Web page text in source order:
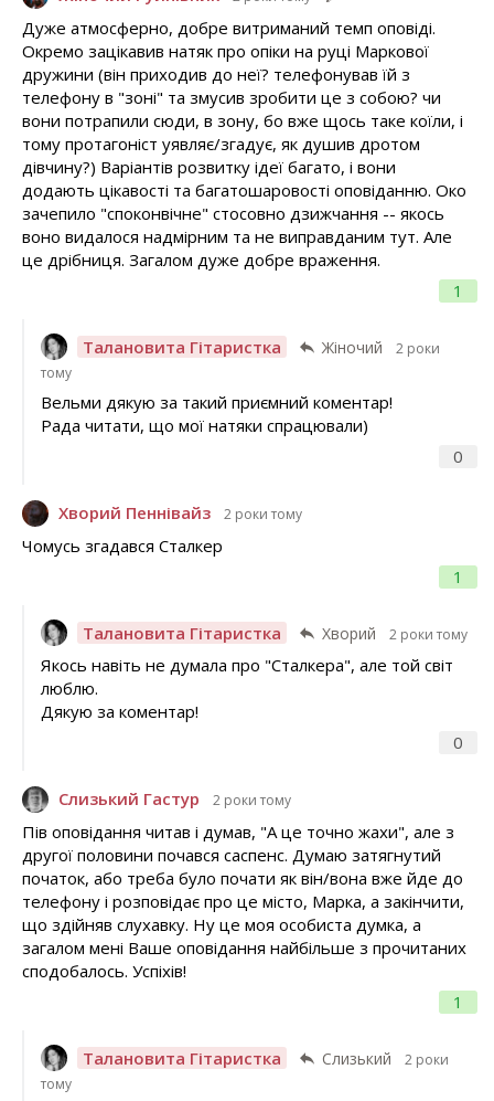
1
Дуже атмосферно, добре витриманий темп оповіді.
Окремо зацікавив натяк про опіки на руці Маркової
дружини (він приходив до неї? телефонував їй з
телефону в "зоні" та змусив зробити це з собою? чи
вони потрапили сюди, в зону, бо вже щось таке коїли, і
тому протагоніст уявляє/згадує, як душив дротом
дівчину?) Варіантів розвитку ідеї багато, і вони
додають цікавості та багатошаровості оповіданню. Око
зачепило "споконвічне" стосовно дзижчання -- якось
воно видалося надмірним та не виправданим тут. Але
це дрібниця. Загалом дуже добре враження.
Талановита Гітаристка Жіночий
2 роки
тому
0
Вельми дякую за такий приємний коментар!
Рада читати, що мої натяки спрацювали)
Хворий Пеннівайз 2 роки тому
1
Чомусь згадався Сталкер
Талановита Гітаристка Хворий 2 роки тому
0
Якось навіть не думала про "Сталкера", але той світ
люблю.
Дякую за коментар!
Слизький Гастур 2 роки тому
1
Пів оповідання читав і думав, "А це точно жахи", але з
другої половини почався саспенс. Думаю затягнутий
початок, або треба було почати як він/вона вже йде до
телефону і розповідає про це місто, Марка, а закінчити,
що здійняв слухавку. Ну це моя особиста думка, а
загалом мені Ваше оповідання найбільше з прочитаних
сподобалось. Успіхів!
Талановита Гітаристка Слизький
2 роки
тому